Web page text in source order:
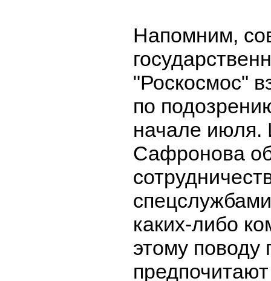
Напомним,
"Роскосмос"
по
начале июля.
Сафронова
каких-либо
этому поводу